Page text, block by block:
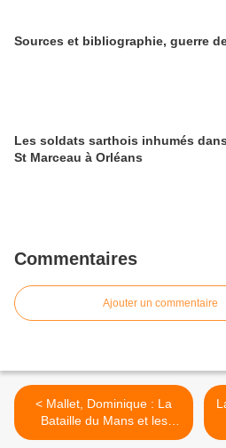
Sources et bibliographie, guerre
Les soldats sarthois inhumés
St Marceau à Orléans
Commentaires
Ajouter un commentaire
< Mallet, Dominique : La
Bataille du Mans et les
Prussiens au Mans.